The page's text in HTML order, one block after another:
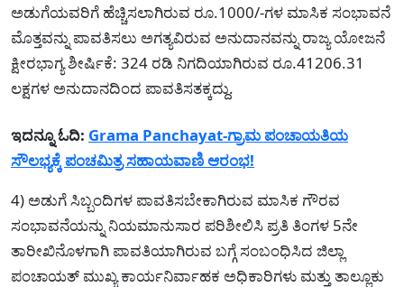
ಅಡುಗೆಯವರಿಗೆ ಹೆಚ್ಚಿಸಲಾಗಿರುವ ರೂ.1000/-ಗಳ ಮಾಸಿಕ ಸಂಭಾವನೆ
ಮೊತ್ತವನ್ನು ಪಾವತಿಸಲು ಅಗತ್ಯವಿರುವ ಅನುದಾನವನ್ನು ರಾಜ್ಯ ಯೋಜನೆ
ಕ್ಷೀರಭಾಗ್ಯ ಶೀರ್ಷಿಕೆ: 324 ರಡಿ ನಿಗದಿಯಾಗಿರುವ ರೂ.41206.31
ಲಕ್ಷಗಳ ಅನುದಾನದಿಂದ ಪಾವತಿಸತಕ್ಕದ್ದು.
ಇದನ್ನೂ ಓದಿ: Grama Panchayat-ಗ್ರ‍ಾಮ ಪಂಚಾಯತಿಯ
ಸೌಲಭ್ಯಕ್ಕೆ ಪಂಚಮಿತ್ರ ಸಹಾಯವಾಣಿ ಆರಂಭ!
4) ಅಡುಗೆ ಸಿಬ್ಬಂದಿಗಳ ಪಾವತಿಸಬೇಕಾಗಿರುವ ಮಾಸಿಕ ಗೌರವ
ಸಂಭಾವನೆಯನ್ನು ನಿಯಮಾನುಸಾರ ಪರಿಶೀಲಿಸಿ ಪ್ರತಿ ತಿಂಗಳ 5ನೇ
ತಾರೀಖಿನೊಳಗಾಗಿ ಪಾವತಿಯಾಗಿರುವ ಬಗ್ಗೆ ಸಂಬಂಧಿಸಿದ ಜಿಲ್ಲಾ
ಪಂಚಾಯತ್ ಮುಖ್ಯ ಕಾರ್ಯನಿರ್ವಾಹಕ ಅಧಿಕಾರಿಗಳು ಮತ್ತು ತಾಲ್ಲೂಕು